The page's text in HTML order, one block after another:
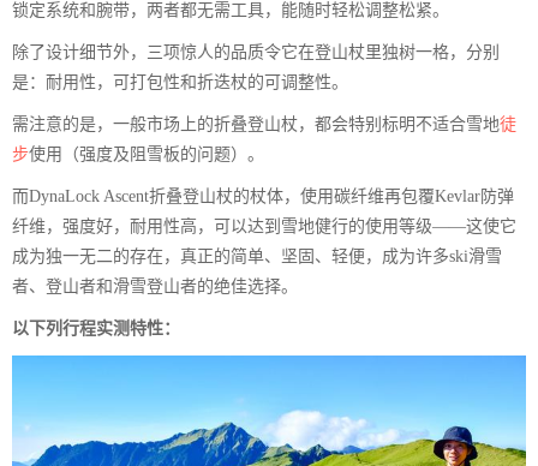
锁定系统和腕带，两者都无需工具，能随时轻松调整松紧。
除了设计细节外，三项惊人的品质令它在登山杖里独树一格，分别
是：耐用性，可打包性和折迭杖的可调整性。
需注意的是，一般市场上的折叠登山杖，都会特别标明不适合雪地徒
步使用（强度及阻雪板的问题）。
而DynaLock Ascent折叠登山杖的杖体，使用碳纤维再包覆Kevlar防弹
纤维，强度好，耐用性高，可以达到雪地健行的使用等级——这使它
成为独一无二的存在，真正的简单、坚固、轻便，成为许多ski滑雪
者、登山者和滑雪登山者的绝佳选择。
以下列行程实测特性：